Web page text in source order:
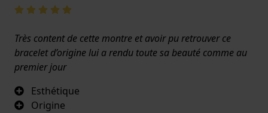
Très content de cette montre et avoir pu retrouver ce
bracelet d’origine lui a rendu toute sa beauté comme au
premier jour
Esthétique
Origine